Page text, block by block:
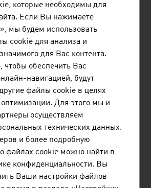
Austria (данные за 2023 г.)
и стали
литье
металлов
и экспериментальные
г.
(ÖNACE 2008)
которые необходимы для
Если Вы нажимаете
мы будем использовать
cookie для анализа и
для Вас контента.
чтобы обеспечить Вас
навигацией, будут
файлы cookie в целях
Для этого мы и
осуществляем
технических данных.
и более подробную
файлах cookie можно найти в
конфиденциальности. Вы
Ваши настройки файлов